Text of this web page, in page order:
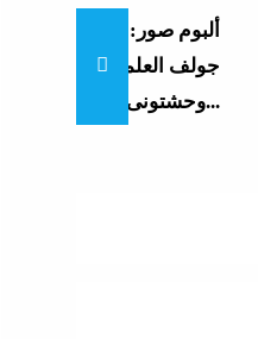
شيرين تشعل بورتو
بـ”يالهوى